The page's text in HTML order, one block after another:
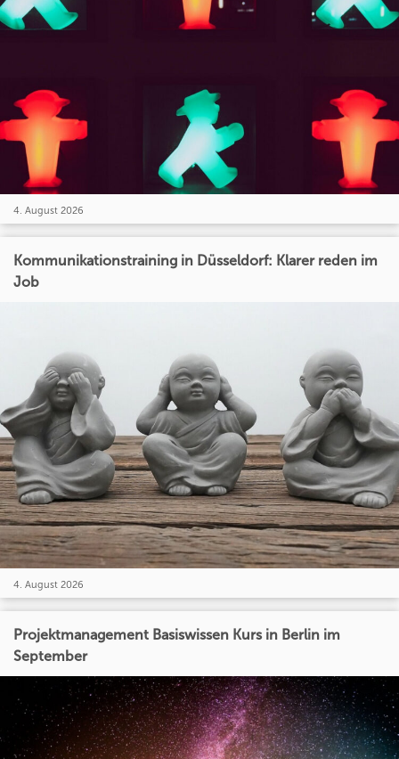
4. August 2026
Kommunikationstraining in Düsseldorf: Klarer reden im
Job
4. August 2026
Projektmanagement Basiswissen Kurs in Berlin im
September